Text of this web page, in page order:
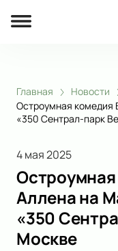
Главная
Новости
Остроумная комедия
«350 Сентрал-парк
4 мая 2025
Аллена на
«350
Москве